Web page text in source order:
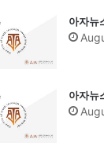
아자
아자